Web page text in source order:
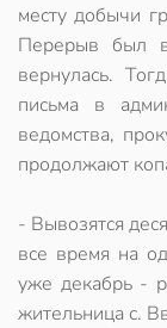
месту добычи
Перерыв был
вернулась.
письма в
ведомства,
продолжают
- Вывозятся
все время на
уже декабрь -
жительница с.